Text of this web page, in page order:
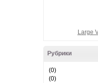
Large
Рубрики
(0)
(0)